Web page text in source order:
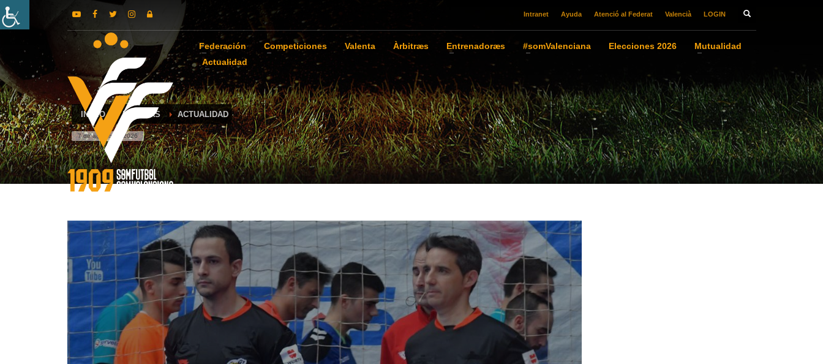
Intranet Ayuda Atenció al Federat Valencià LOGIN
Federación Competiciones Valenta Àrbitræs Entrenadoræs #somValenciana Elecciones 2026
Mutualidad
Actualidad
INICIO NOTICIAS ACTUALIDAD
7 de agosto de 2026